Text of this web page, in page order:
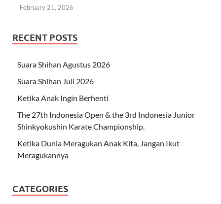
February 21, 2026
RECENT POSTS
Suara Shihan Agustus 2026
Suara Shihan Juli 2026
Ketika Anak Ingin Berhenti
The 27th Indonesia Open & the 3rd Indonesia Junior
Shinkyokushin Karate Championship.
Ketika Dunia Meragukan Anak Kita, Jangan Ikut
Meragukannya
CATEGORIES